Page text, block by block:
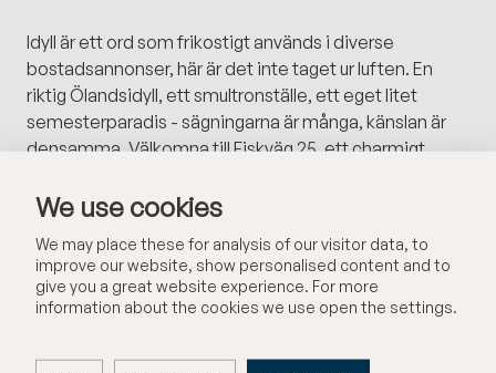
We use cookies
We may place these for analysis of our visitor data, to
improve our website, show personalised content and to
give you a great website experience. For more
information about the cookies we use open the settings.
Idyll är ett ord som frikostigt används i diverse
bostadsannonser, här är det inte taget ur luften. En
riktig Ölandsidyll, ett smultronställe, ett eget litet
semesterparadis - sägningarna är många, känslan är
densamma. Välkomna till Fiskväg 25, ett charmigt
hela sommaren, på bara några minuter cyklar du ner till
Byxelkroks hamn med sitt utbud av restauranger,
butiker och det otroliga läget. Här njuter du av de
badstranden eller piren. Byxelkrok är en av de